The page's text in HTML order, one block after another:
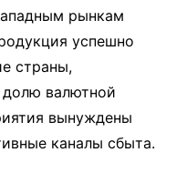
рынкам
успешно
страны,
долю валютной
вынуждены
каналы сбыта.